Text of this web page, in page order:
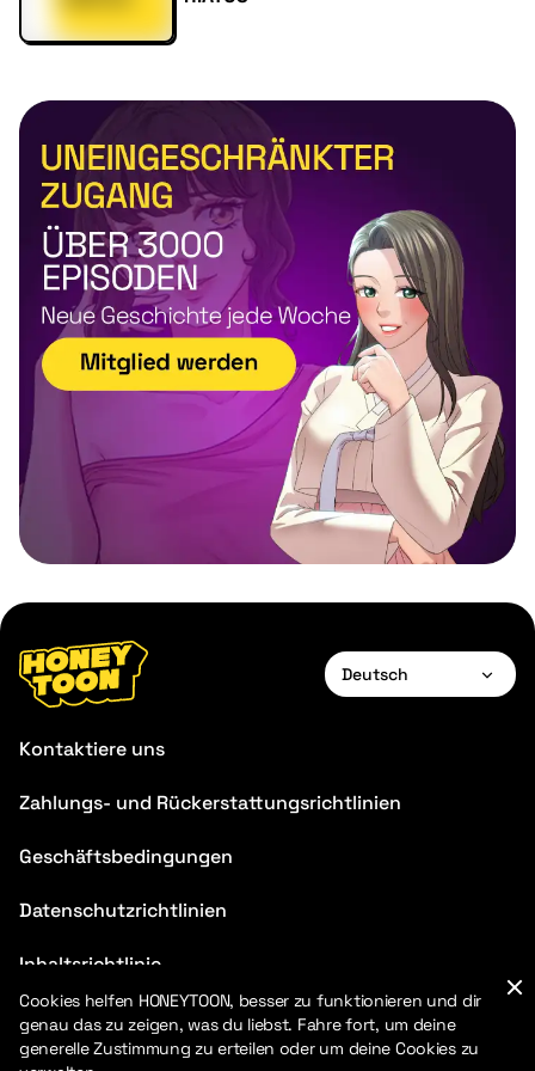
Deutsch
Deutsch
Kontaktiere uns
Zahlungs- und Rückerstattungsrichtlinien
Geschäftsbedingungen
Datenschutzrichtlinien
Inhaltsrichtlinie
FAQ
Cookies helfen HONEYTOON, besser zu funktionieren und dir
genau das zu zeigen, was du liebst. Fahre fort, um deine
generelle Zustimmung zu erteilen oder um deine Cookies zu